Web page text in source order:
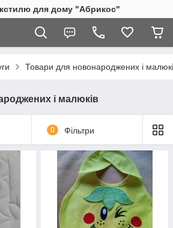
для дому "Абрикос"
Товари для новонароджених і
і малюків
0 Фільтри